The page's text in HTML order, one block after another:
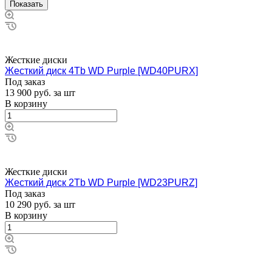
Жесткие диски
Жесткий диск 4Tb WD Purple [WD40PURX]
Под заказ
13 900 руб. за шт
В корзину
Жесткие диски
Жесткий диск 2Tb WD Purple [WD23PURZ]
Под заказ
10 290 руб. за шт
В корзину